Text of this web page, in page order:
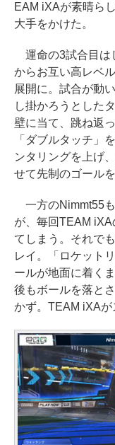
EAM iXAが素晴ら
大手をかけた。
運命の3試合目は
からお互い高レベ
展開に。試合が動
し掛かろうとした
壁に当て、跳ね返
「ダブルタッチ」
ンタリングを上げ
せて先制のゴールを
一方のNimmt55
が、毎回TEAM
てしまう。それで
レイ。「ロケット
ールが地面に着く
後もボールを落と
かず。TEAM iXAが